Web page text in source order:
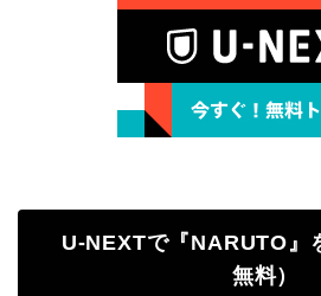
U-NEXTで『NARUTO』
無料）